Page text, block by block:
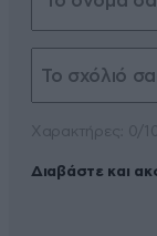
Διαβάστε και